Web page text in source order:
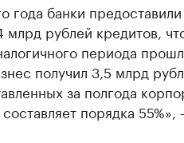
года банки предоставили
рублей кредитов,
периода
получил 3,5 млрд
за полгода
порядка 55%»,